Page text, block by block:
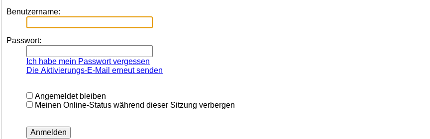
Benutzername:
Passwort:
Ich habe mein Passwort vergessen
Die Aktivierungs-E-Mail erneut senden
Angemeldet bleiben
Meinen Online-Status während dieser Sitzung verbergen